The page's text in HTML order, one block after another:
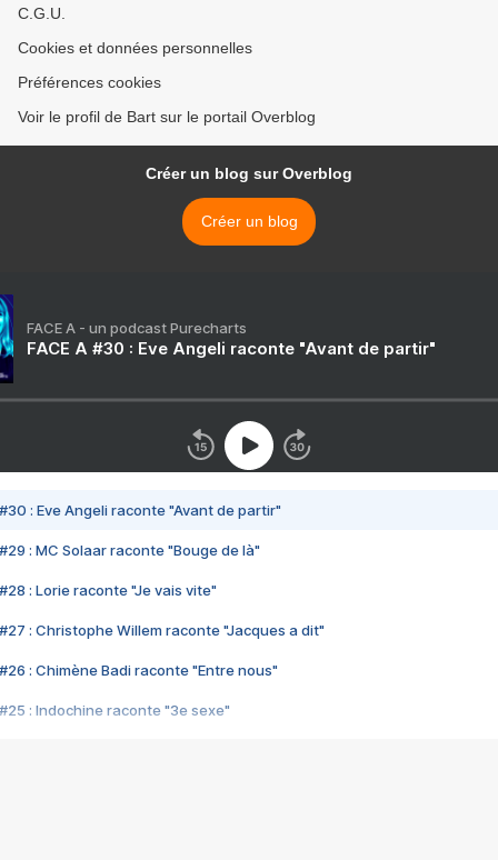
C.G.U.
Cookies et données personnelles
Préférences cookies
Voir le profil de Bart sur le portail Overblog
Créer un blog sur Overblog
Créer un blog
FACE A - un podcast Purecharts
FACE A #30 : Eve Angeli raconte "Avant de partir"
#30 : Eve Angeli raconte "Avant de partir"
#29 : MC Solaar raconte "Bouge de là"
#28 : Lorie raconte "Je vais vite"
#27 : Christophe Willem raconte "Jacques a dit"
#26 : Chimène Badi raconte "Entre nous"
#25 : Indochine raconte "3e sexe"